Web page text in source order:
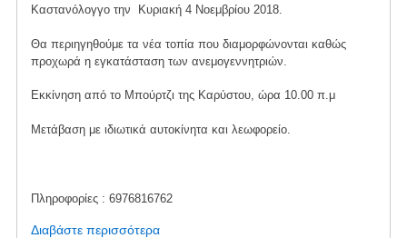
Καστανόλογγο την Κυριακή 4 Νοεμβρίου 2018.
Θα περιηγηθούμε τα νέα τοπία που διαμορφώνονται καθώς
προχωρά η εγκατάσταση των ανεμογεννητριών.
Εκκίνηση από το Μπούρτζι της Καρύστου, ώρα 10.00 π.μ
Μετάβαση με ιδιωτικά αυτοκίνητα και λεωφορείο.
Πληροφορίες : 6976816762
Διαβάστε περισσότεραγια